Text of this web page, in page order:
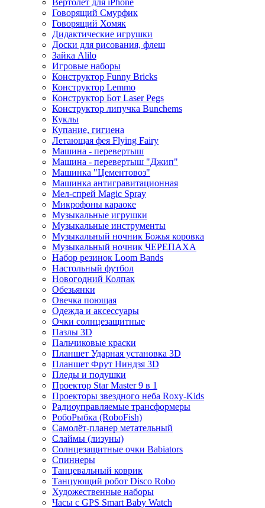
Вертолёт для iPhone
Говорящий Смурфик
Говорящий Хомяк
Дидактические игрушки
Доски для рисования, флеш
Зайка Alilo
Игровые наборы
Конструктор Funny Bricks
Конструктор Lemmo
Конструктор Бот Laser Pegs
Конструктор липучка Bunchems
Куклы
Купание, гигиена
Летающая фея Flying Fairy
Машина - перевертыш
Машина - перевертыш "Джип"
Машинка "Цементовоз"
Машинка антигравитационная
Мел-спрей Magic Spray
Микрофоны караоке
Музыкальные игрушки
Музыкальные инструменты
Музыкальный ночник Божья коровка
Музыкальный ночник ЧЕРЕПАХА
Набор резинок Loom Bands
Настольный футбол
Новогодний Колпак
Обезьянки
Овечка поющая
Одежда и аксессуары
Очки солнцезащитные
Пазлы 3D
Пальчиковые краски
Планшет Ударная установка 3D
Планшет Фрут Ниндзя 3D
Пледы и подушки
Проектор Star Master 9 в 1
Проекторы звездного неба Roxy-Kids
Радиоуправляемые трансформеры
РобоРыбка (RoboFish)
Самолёт-планер метательный
Слаймы (лизуны)
Солнцезащитные очки Babiators
Спиннеры
Танцевальный коврик
Танцующий робот Disco Robo
Художественные наборы
Часы с GPS Smart Baby Watch